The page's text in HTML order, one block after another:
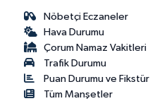
Nöbetçi Eczaneler
Hava Durumu
Çorum Namaz Vakitleri
Trafik Durumu
Puan Durumu ve Fikstür
Tüm Manşetler